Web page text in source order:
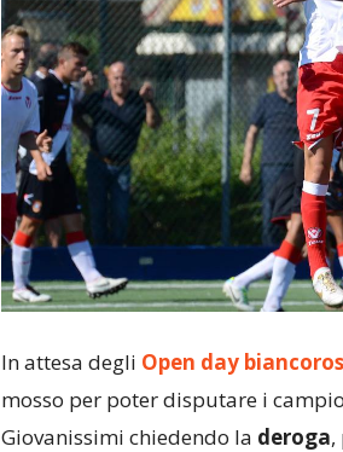
In attesa degli Open day
mosso per poter disputare i
Giovanissimi chiedendo la deroga,